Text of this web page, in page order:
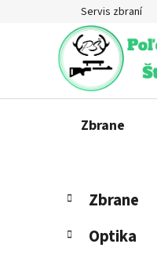
Servis zbraní
Zbrane
B
č
Preskočiť
kategórie
K
a
t
e
Zbrane
Optika